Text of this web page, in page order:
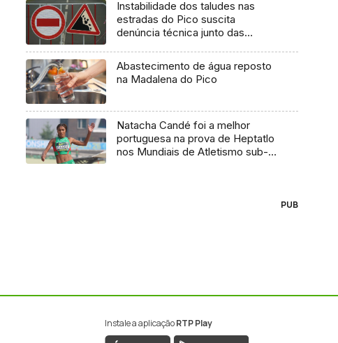
Instabilidade dos taludes nas
estradas do Pico suscita
denúncia técnica junto das
Abastecimento de água reposto
na Madalena do Pico
Natacha Candé foi a melhor
portuguesa na prova de Heptatlo
nos Mundiais de Atletismo sub-
PUB
Instale a aplicaçãoRTP Play